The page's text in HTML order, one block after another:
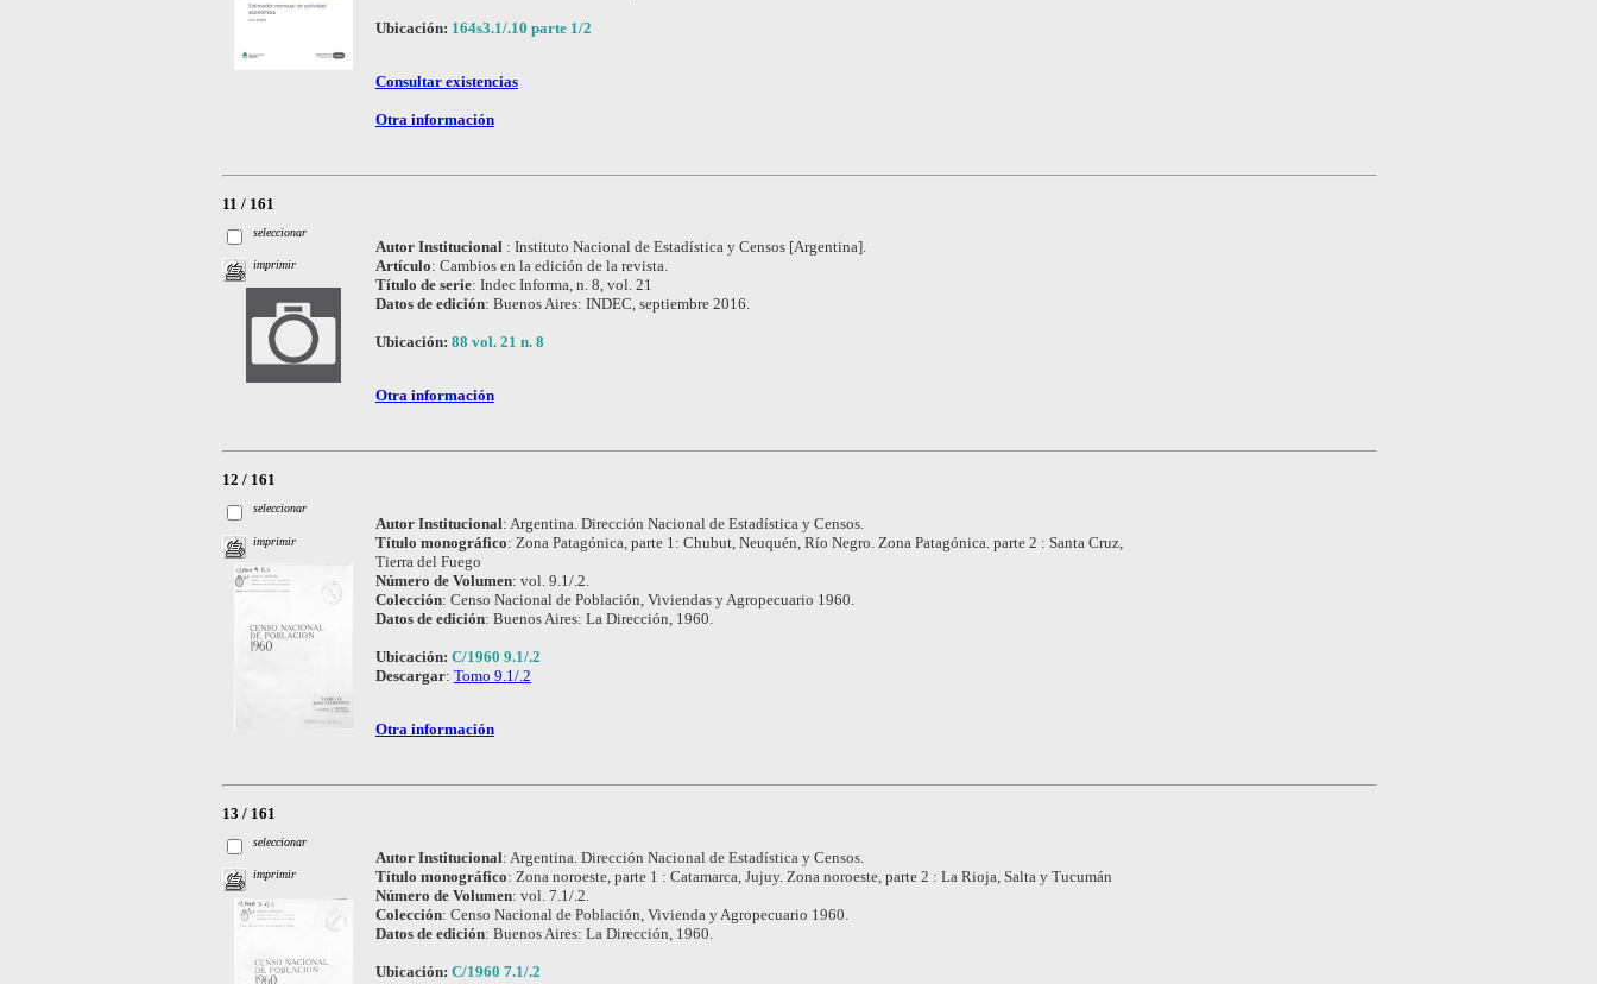
Ubicación: 164s3.1/.10 parte 1/2
Consultar existencias
Otra información
11 / 161
seleccionar
imprimir
Autor Institucional : Instituto Nacional de Estadística y Censos [Argentina].
Artículo: Cambios en la edición de la revista.
Título de serie: Indec Informa, n. 8, vol. 21
Datos de edición: Buenos Aires: INDEC, septiembre 2016.
Ubicación: 88 vol. 21 n. 8
Otra información
12 / 161
seleccionar
imprimir
Autor Institucional: Argentina. Dirección Nacional de Estadística y Censos.
Título monográfico: Zona Patagónica, parte 1: Chubut, Neuquén, Río Negro. Zona Patagónica. parte 2 : Santa Cruz,
Tierra del Fuego
Número de Volumen: vol. 9.1/.2.
Colección: Censo Nacional de Población, Viviendas y Agropecuario 1960.
Datos de edición: Buenos Aires: La Dirección, 1960.
Ubicación: C/1960 9.1/.2
Descargar: Tomo 9.1/.2
Otra información
13 / 161
seleccionar
imprimir
Autor Institucional: Argentina. Dirección Nacional de Estadística y Censos.
Título monográfico: Zona noroeste, parte 1 : Catamarca, Jujuy. Zona noroeste, parte 2 : La Rioja, Salta y Tucumán
Número de Volumen: vol. 7.1/.2.
Colección: Censo Nacional de Población, Vivienda y Agropecuario 1960.
Datos de edición: Buenos Aires: La Dirección, 1960.
Ubicación: C/1960 7.1/.2